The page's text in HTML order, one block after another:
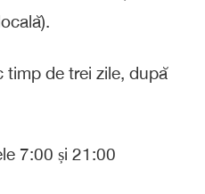
timp de trei zile, după
7:00 și 21:00